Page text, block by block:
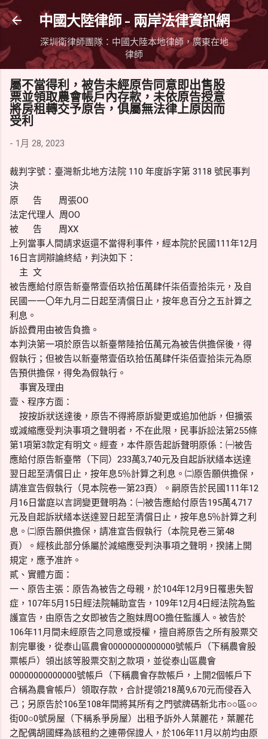
跳到主要內容
中國大陸律師 - 兩岸法律資訊網
深圳衛律師團隊：中國大陸本地律師，廣東在地
律師
屬不當得利，被告未經原告同意即出售股
票並領取農會帳戶內存款，未依原告授意
將房租轉交予原告，俱屬無法律上原因而
受利
- 1月 28, 2023
裁判字號：臺灣新北地方法院 110 年度訴字第 3118 號民事判
決
原 告 周張OO
法定代理人 周OO
被 告 周XX
上列當事人間請求返還不當得利事件，經本院於民國111年12月
16日言詞辯論終結，判決如下：
主 文
被告應給付原告新臺幣壹佰玖拾伍萬肆仟柒佰壹拾柒元，及自
民國一一〇年九月二日起至清償日止，按年息百分之五計算之
利息。
訴訟費用由被告負擔。
本判決第一項於原告以新臺幣陸拾伍萬元為被告供擔保後，得
假執行；但被告以新臺幣壹佰玖拾伍萬肆仟柒佰壹拾柒元為原
告預供擔保，得免為假執行。
事實及理由
壹、程序方面：
按按訴狀送達後，原告不得將原訴變更或追加他訴，但擴張
或減縮應受判決事項之聲明者，不在此限，民事訴訟法第255條
第1項第3款定有明文。經查，本件原告起訴聲明原係：㈠被告
應給付原告新臺幣（下同）233萬3,740元及自起訴狀繕本送達
翌日起至清償日止，按年息5％計算之利息。㈡原告願供擔保，
請准宣告假執行（見本院卷一第23頁）。嗣原告於民國111年12
月16日當庭以言詞變更聲明為：㈠被告應給付原告195萬4,717
元及自起訴狀繕本送達翌日起至清償日止，按年息5％計算之利
息。㈡原告願供擔保，請准宣告假執行（本院見卷三第48
頁）。經核此部分係屬於減縮應受判決事項之聲明，揆諸上開
規定，應予准許。
貳、實體方面：
一、原告主張：原告為被告之母親，於104年12月9日罹患失智
症，107年5月15日經法院輔助宣告，109年12月4日經法院為監
護宣告，由原告之女即被告之胞妹周OO擔任監護人。被告於
106年11月間未經原告之同意或授權，擅自將原告之所有股票交
割完畢後，從泰山區農會00000000000000號帳戶（下稱農會股
票帳戶）領出該等股票交割之款項，並從泰山區農會
00000000000000號帳戶（下稱農會存款帳戶，上開2個帳戶下
合稱為農會帳戶）領取存款，合計提領218萬9,670元而侵吞入
己；另原告於106至108年間將其所有之門號牌碼新北市○○區○○
街00○0號房屋（下稱系爭房屋）出租予訴外人葉麗花，葉麗花
之配偶胡國輝為該租約之連帶保證人，於106年11月以前均由原